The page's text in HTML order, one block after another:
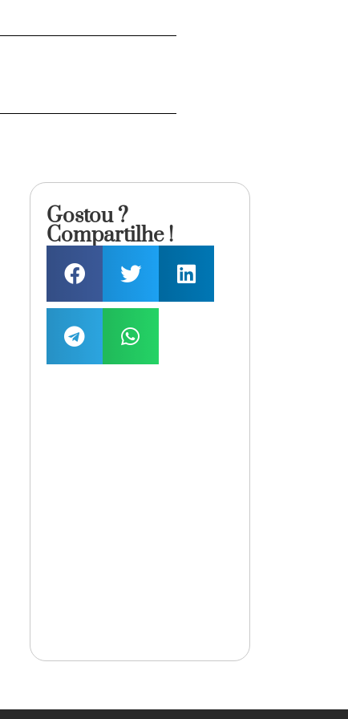
Gostou ?
Compartilhe !